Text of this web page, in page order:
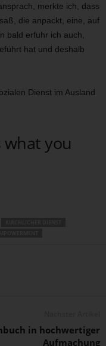
merkte ich, dass
die anpackt, eine, auf
bald erfuhr ich auch,
hat und deshalb
Dienst im Ausland
what you
in hochwertiger
Aufmachung